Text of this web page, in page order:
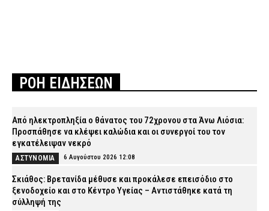
ΡΟΗ ΕΙΔΗΣΕΩΝ
Από ηλεκτροπληξία ο θάνατος του 72χρονου στα Άνω Λιόσια:
Προσπάθησε να κλέψει καλώδια και οι συνεργοί του τον
εγκατέλειψαν νεκρό
ΑΣΤΥΝΟΜΙΑ 6 Αυγούστου 2026 12:08
Σκιάθος: Βρετανίδα μέθυσε και προκάλεσε επεισόδιο στο
ξενοδοχείο και στο Κέντρο Υγείας – Αντιστάθηκε κατά τη
σύλληψή της